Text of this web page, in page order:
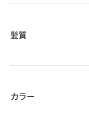
髪質
カラー